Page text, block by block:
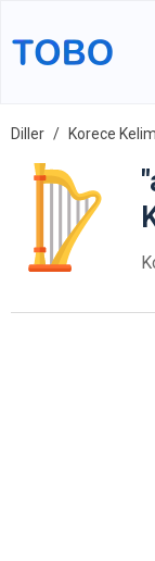
Diller Korece